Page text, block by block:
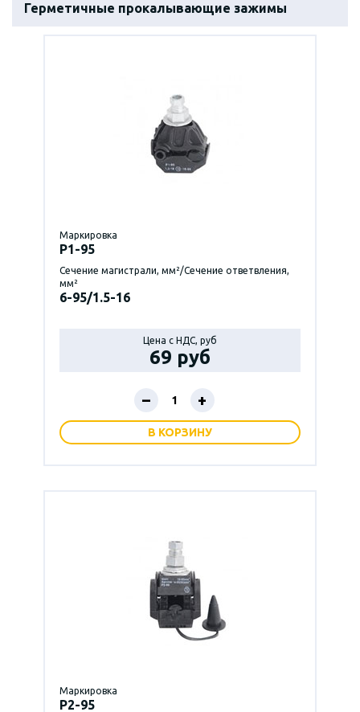
Герметичные прокалывающие зажимы
Маркировка
P1-95
Сечение магистрали, мм²/Сечение ответвления,
мм²
6-95/1.5-16
Цена с НДС, руб
69 руб
– +
В КОРЗИНУ
Маркировка
P2-95